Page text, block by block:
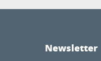
Newsletter